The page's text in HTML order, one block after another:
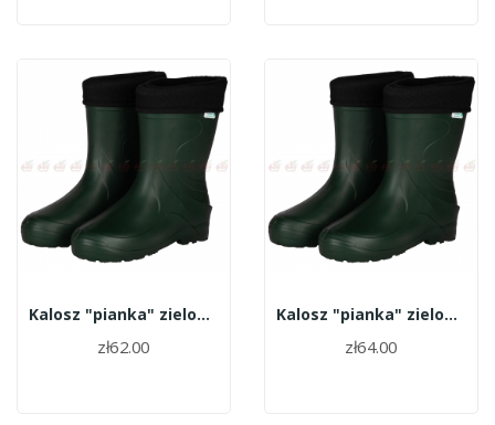
Kalosz "pianka" zielony roz.41
zł62.00
Kalosz "pianka" zielony roz.38
zł64.00